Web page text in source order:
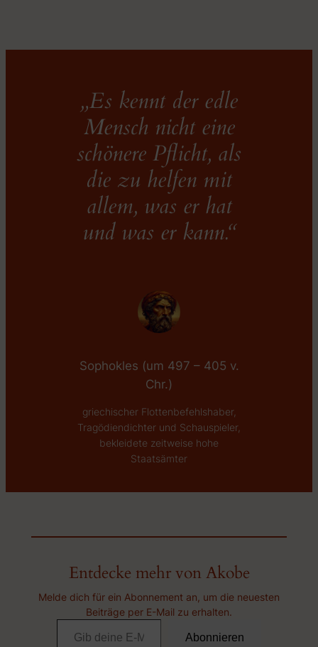
„Es kennt der edle
Mensch nicht eine
schönere Pflicht, als
die zu helfen mit
allem, was er hat
und was er kann.“
Sophokles (um 497 – 405 v.
Chr.)
griechischer Flottenbefehlshaber,
Tragödiendichter und Schauspieler,
bekleidete zeitweise hohe
Staatsämter
Entdecke mehr von Akobe
Melde dich für ein Abonnement an, um die neuesten
Beiträge per E-Mail zu erhalten.
Gib deine E-Mail-Adresse ein …
Abonnieren